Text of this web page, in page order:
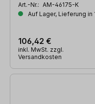
Art.-Nr.: AM-46175-K
Auf Lager, Lieferung in
106,42 €
inkl. MwSt. zzgl.
Versandkosten